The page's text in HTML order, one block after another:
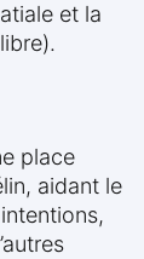
et la
place
aidant le